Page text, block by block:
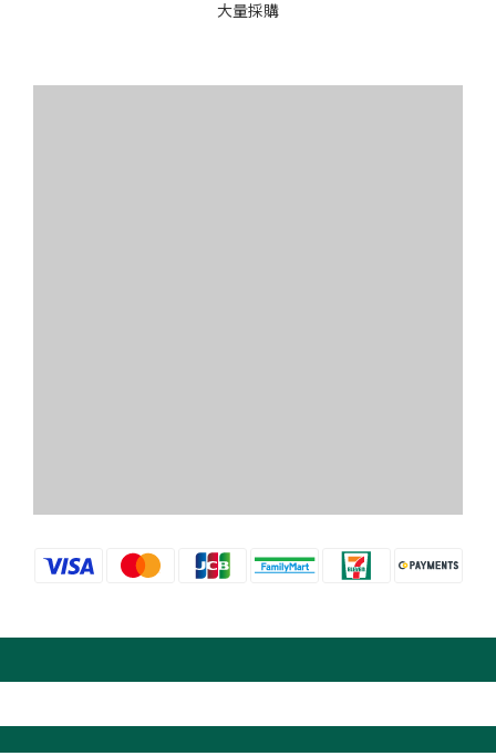
大量採購